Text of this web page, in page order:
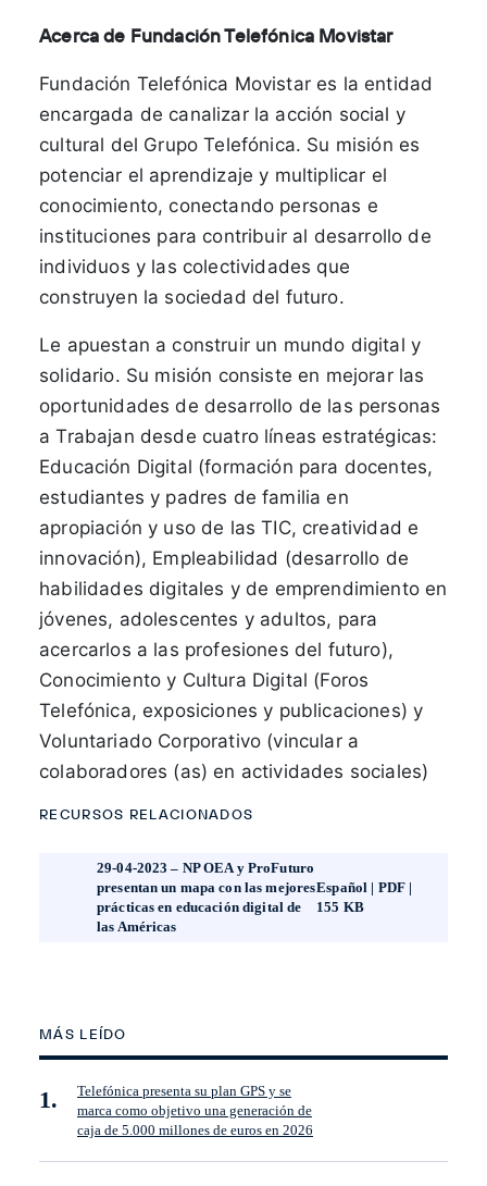
Acerca de Fundación Telefónica Movistar
Fundación Telefónica Movistar es la entidad
encargada de canalizar la acción social y
cultural del Grupo Telefónica. Su misión es
potenciar el aprendizaje y multiplicar el
conocimiento, conectando personas e
instituciones para contribuir al desarrollo de
individuos y las colectividades que
construyen la sociedad del futuro.
Le apuestan a construir un mundo digital y
solidario. Su misión consiste en mejorar las
oportunidades de desarrollo de las personas
a Trabajan desde cuatro líneas estratégicas:
Educación Digital (formación para docentes,
estudiantes y padres de familia en
apropiación y uso de las TIC, creatividad e
innovación), Empleabilidad (desarrollo de
habilidades digitales y de emprendimiento en
jóvenes, adolescentes y adultos, para
acercarlos a las profesiones del futuro),
Conocimiento y Cultura Digital (Foros
Telefónica, exposiciones y publicaciones) y
Voluntariado Corporativo (vincular a
colaboradores (as) en actividades sociales)
RECURSOS RELACIONADOS
29-04-2023 – NP OEA y ProFuturo
presentan un mapa con las mejores
prácticas en educación digital de
las Américas
Español | PDF |
155 KB
MÁS LEÍDO
Telefónica presenta su plan GPS y se
marca como objetivo una generación de
caja de 5.000 millones de euros en 2026